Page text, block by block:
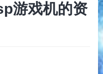
游戏机的资